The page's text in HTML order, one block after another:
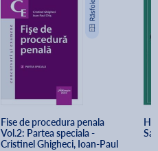
Fise de procedura penala
Vol.2: Partea speciala -
Cristinel Ghigheci, Ioan-Paul